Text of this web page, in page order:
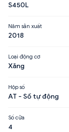
S450L
Năm sản xuất
2018
Loại động cơ
Xăng
Hộp số
AT - Số tự động
Số cửa
4